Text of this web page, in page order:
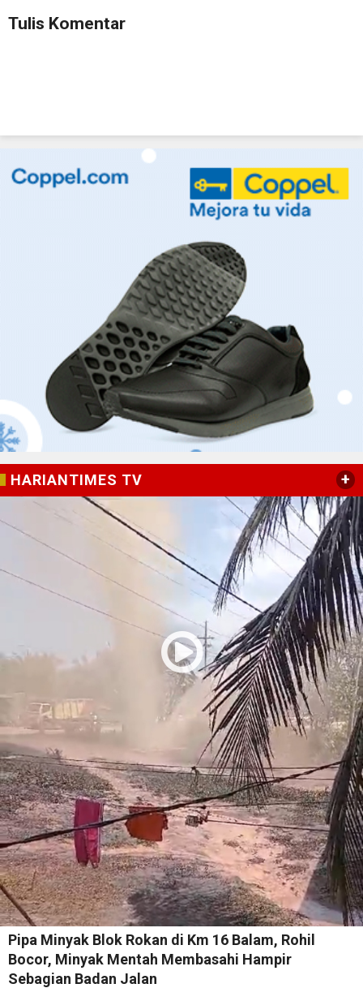
Tulis Komentar
HARIANTIMES TV +
Pipa Minyak Blok Rokan di Km 16 Balam, Rohil
Bocor, Minyak Mentah Membasahi Hampir
Sebagian Badan Jalan